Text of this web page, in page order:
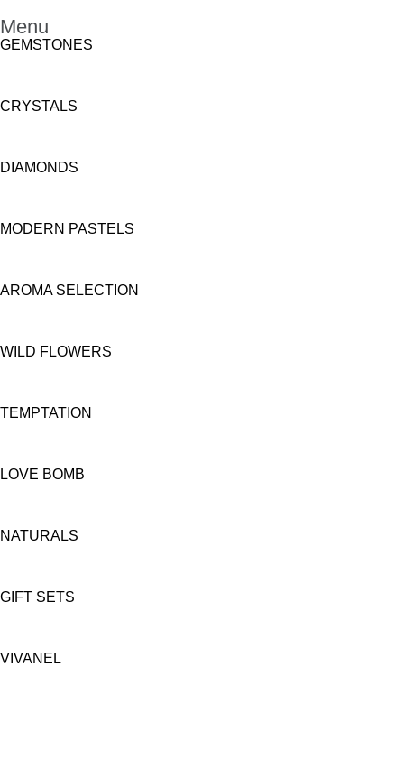
Menu
GEMSTONES
CRYSTALS
DIAMONDS
MODERN PASTELS
AROMA SELECTION
WILD FLOWERS
TEMPTATION
LOVE BOMB
NATURALS
GIFT SETS
VIVANEL